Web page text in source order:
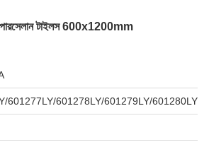
টাইলস 600x1200mm
601277LY/601278LY/601279LY/601280LY